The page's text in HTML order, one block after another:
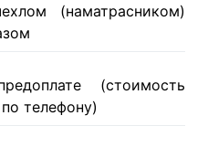
(наматрасником)
(стоимость
телефону)